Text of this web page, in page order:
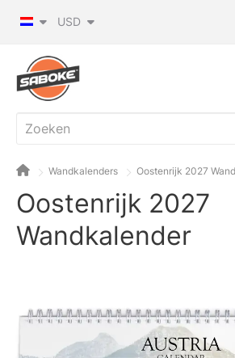
USD
Wandkalenders Oostenrijk 2027
Oostenrijk 2027
Wandkalender